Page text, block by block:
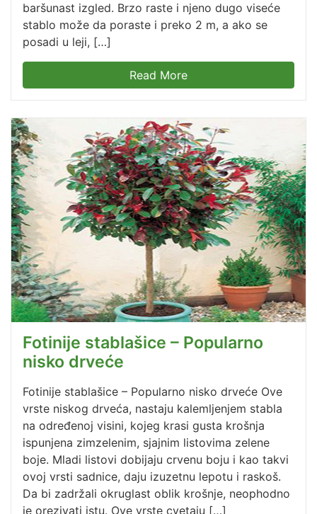
baršunast izgled. Brzo raste i njeno dugo viseće
stablo može da poraste i preko 2 m, a ako se
posadi u leji, […]
Read More
Fotinije stablašice – Popularno
nisko drveće
Fotinije stablašice – Popularno nisko drveće Ove
vrste niskog drveća, nastaju kalemljenjem stabla
na određenoj visini, kojeg krasi gusta krošnja
ispunjena zimzelenim, sjajnim listovima zelene
boje. Mladi listovi dobijaju crvenu boju i kao takvi
ovoj vrsti sadnice, daju izuzetnu lepotu i raskoš.
Da bi zadržali okruglast oblik krošnje, neophodno
je orezivati istu. Ove vrste cvetaju […]